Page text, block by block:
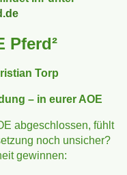
Pferd²
Torp
– in eurer AOE
abgeschlossen, fühlt
noch unsicher?
gewinnen: